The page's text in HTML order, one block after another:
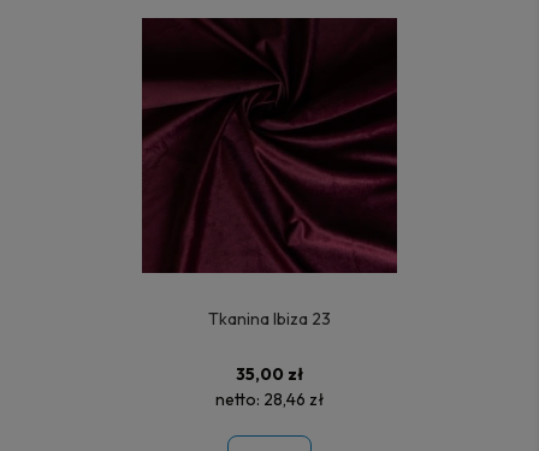
Tkanina Ibiza 23
35,00 zł
netto: 28,46 zł